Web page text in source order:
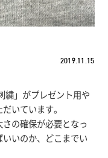
2019.11.15
繍」がプレゼント用や
いています。
の確保が必要となっ
いのか、どこまでい